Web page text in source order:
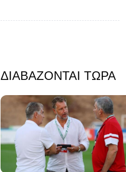
ΔΙΑΒΆΖΟΝΤΑΙ ΤΏΡΑ